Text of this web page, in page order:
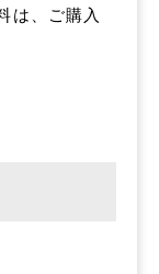
は、ご購入